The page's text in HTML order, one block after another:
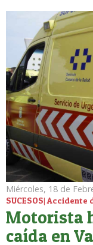
Miércoles, 18 de
SUCESOS|
Motorista
caída en